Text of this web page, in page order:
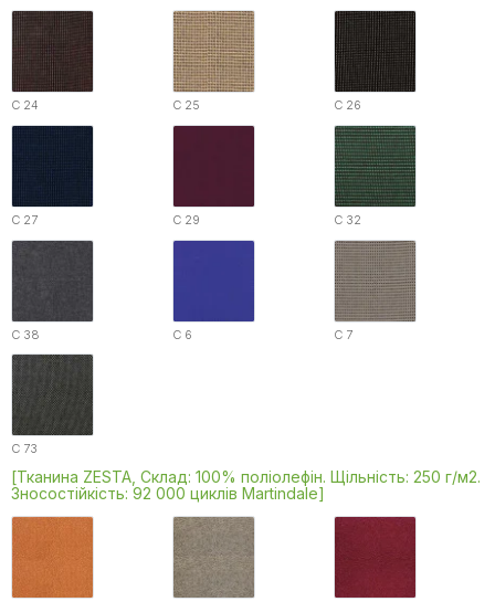
C 24 C 25 C 26
C 27 C 29 C 32
C 38 C 6 C 7
C 73
[Тканина ZESTA, Склад: 100% поліолефін. Щільність: 250 г/м2.
Зносостійкість: 92 000 циклів Martindale]